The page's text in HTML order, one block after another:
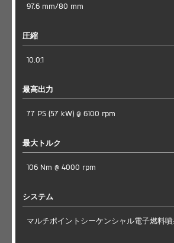
97.6 mm/80 mm
圧縮
10.0:1
最高出力
77 PS (57 kW) @ 6100 rpm
最大トルク
106 Nm @ 4000 rpm
システム
マルチポイントシーケンシャル電子燃料